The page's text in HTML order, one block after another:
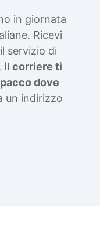
in giornata
Ricevi
servizio di
il corriere ti
dove
un indirizzo